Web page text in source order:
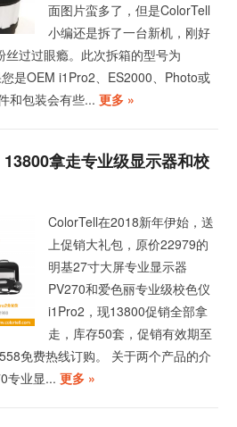
面图片蛮多了，但是ColorTell
小编还是拆了一台新机，刚好
过过眼瘾。此次拆箱的型号为
是OEM i1Pro2、ES2000、Photo或
和包装会有些...更多 »
拿走专业级显示器和校
ColorTell在2018新年伊始，送
上促销大礼包，原价22979的
明基27寸大屏专业显示器
PV270和爱色丽专业级校色仪
i1Pro2，现13800促销全部拿
走，库存50套，促销有效期至
免费热线订购。 关于两个产品的介
专业显...更多 »